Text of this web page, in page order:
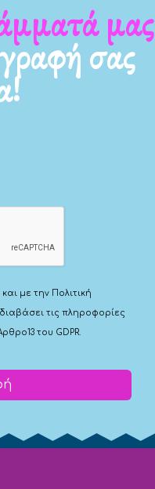
μας
σας
και με την Πολιτική
τις πληροφορίες
του GDPR.